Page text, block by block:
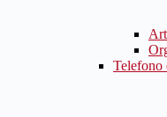
Telefono